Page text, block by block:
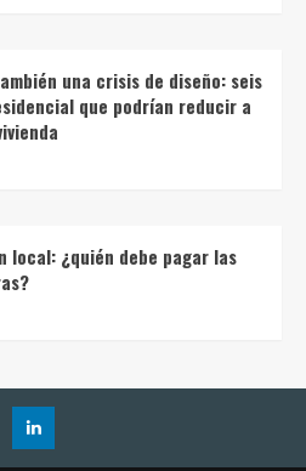
una crisis de diseño: seis
que podrían reducir a
local: ¿quién debe pagar las